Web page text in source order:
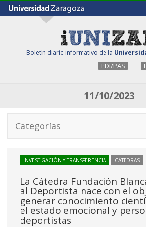
Boletín diario informativo de la
PDI/PAS
11/10/2023
Categorías
INVESTIGACIÓN Y TRANSFERENCIA CÁTEDRAS
La Cátedra Fundación
al Deportista nace con el
generar conocimiento
el estado emocional y
deportistas